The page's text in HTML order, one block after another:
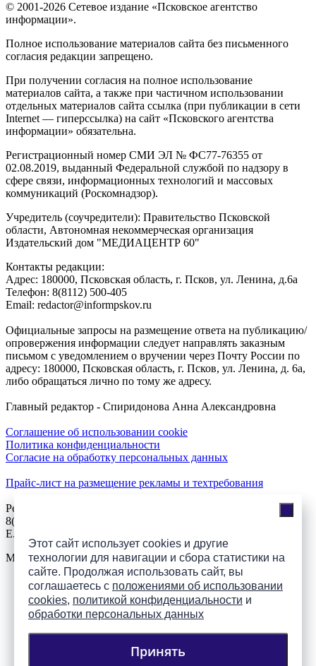
Этот сайт использует cookies и другие
технологии для навигации и сбора статистики на
сайте. Продолжая использовать сайт, вы
соглашаетесь с положениями об использовании
cookies, политикой конфиденциальности и
обработки персональных данных
Принять
© 2001-2026 Сетевое издание «Псковское агентство
информации».
Полное использование материалов сайта без письменного
согласия редакции запрещено.
При получении согласия на полное использование
материалов сайта, а также при частичном использовании
отдельных материалов сайта ссылка (при публикации в сети
Internet — гиперссылка) на сайт «Псковского агентства
информации» обязательна.
Регистрационный номер СМИ ЭЛ № ФС77-76355 от
02.08.2019, выданный Федеральной службой по надзору в
сфере связи, информационных технологий и массовых
коммуникаций (Роскомнадзор).
Учредитель (соучредители): Правительство Псковской
области, Автономная некоммерческая организация
Издательский дом "МЕДИАЦЕНТР 60"
Контакты редакции:
Адреc: 180000, Псковская область, г. Псков, ул. Ленина, д.6а
Телефон: 8(8112) 500-405
Email: redactor@informpskov.ru
Официальные запросы на размещение ответа на публикацию/
опровержения информации следует направлять заказным
письмом с уведомлением о вручении через Почту России по
адресу: 180000, Псковская область, г. Псков, ул. Ленина, д. 6а,
либо обращаться лично по тому же адресу.
Главный редактор - Спиридонова Анна Александровна
Соглашение об использовании cookie
Политика конфиденциальности
Согласие на обработку персональных данных
Прайс-лист на размещение рекламы и техтребования
Реклама на сайте
8(921)508-52-62, телефон 8(8112) 500-131
E.Sezeikina@mhpsk.ru
Меню
Слушать радио «7 небо» онлайн
Подпишись на группы